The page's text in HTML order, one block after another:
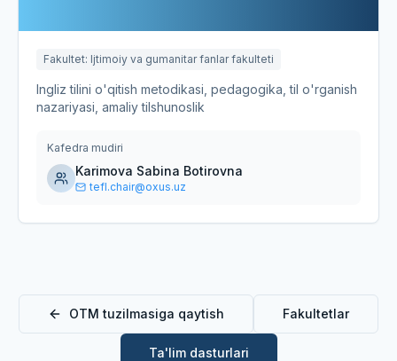
Fakultet: Ijtimoiy va gumanitar fanlar fakulteti
Ingliz tilini o'qitish metodikasi, pedagogika, til o'rganish
nazariyasi, amaliy tilshunoslik
Kafedra mudiri
Karimova Sabina Botirovna
tefl.chair@oxus.uz
OTM tuzilmasiga qaytish Fakultetlar
Ta'lim dasturlari